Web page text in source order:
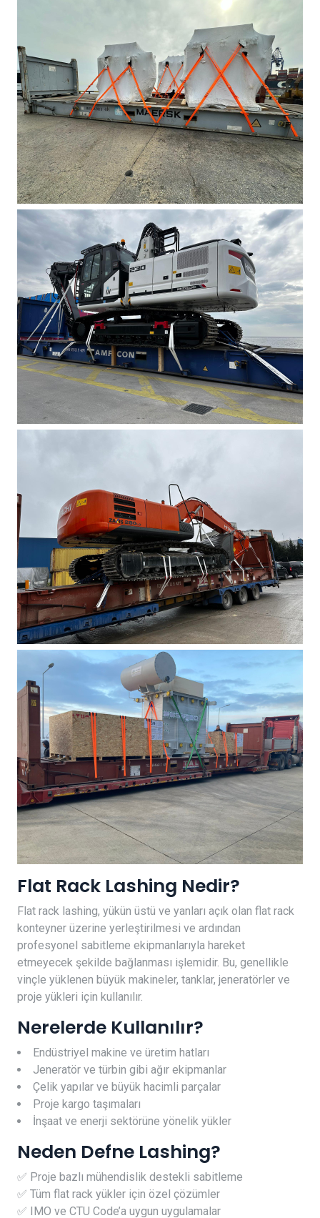
Flat Rack Lashing Nedir?
Flat rack lashing, yükün üstü ve yanları açık olan flat rack
konteyner üzerine yerleştirilmesi ve ardından
profesyonel sabitleme ekipmanlarıyla hareket
etmeyecek şekilde bağlanması işlemidir. Bu, genellikle
vinçle yüklenen büyük makineler, tanklar, jeneratörler ve
proje yükleri için kullanılır.
Nerelerde Kullanılır?
Endüstriyel makine ve üretim hatları
Jeneratör ve türbin gibi ağır ekipmanlar
Çelik yapılar ve büyük hacimli parçalar
Proje kargo taşımaları
İnşaat ve enerji sektörüne yönelik yükler
Neden Defne Lashing?
✅ Proje bazlı mühendislik destekli sabitleme
✅ Tüm flat rack yükler için özel çözümler
✅ IMO ve CTU Code’a uygun uygulamalar